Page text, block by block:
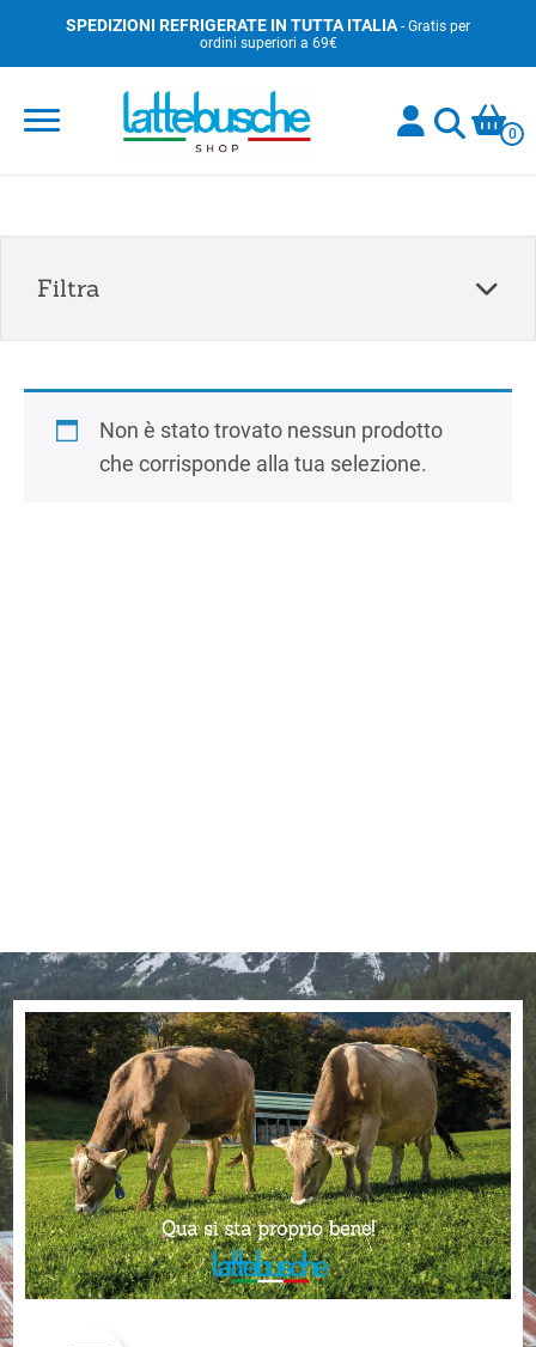
SPEDIZIONI REFRIGERATE IN TUTTA ITALIA- Gratis per
ordini superiori a 69€
0
Non è stato trovato nessun prodotto
che corrisponde alla tua selezione.
Filtra